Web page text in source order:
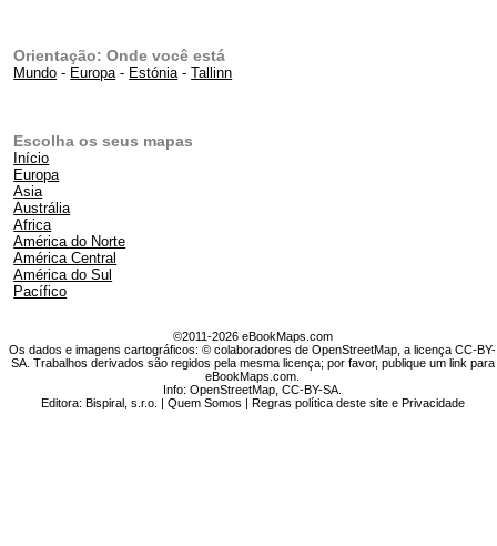
Orientação: Onde você está
Mundo - Europa- Estónia-Tallinn
Escolha os seus mapas
Início
Europa
Asia
Austrália
Africa
América do Norte
América Central
América do Sul
Pacífico
©2011-2026 eBookMaps.com
Os dados e imagens cartográficos: © colaboradores de OpenStreetMap, a licença CC-BY-
SA. Trabalhos derivados são regidos pela mesma licença; por favor, publique um link para
eBookMaps.com.
Info:OpenStreetMap ,CC-BY-SA
Editora: Bispiral, s.r.o. | Quem Somos | Regras política deste site e Privacidade